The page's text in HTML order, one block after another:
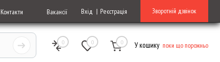
Контакти Вакансії Вхід Реєстрація Зворотній дзвінок
0 0 0 У кошику поки що порожньо